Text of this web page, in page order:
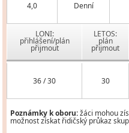
4,0 Denní
LONI:
přihlášení/plán
přijmout
LETOS:
plán
přijmout
36 / 30 30
Poznámky k oboru:žáci mohou
možnost získat řidičský průkaz